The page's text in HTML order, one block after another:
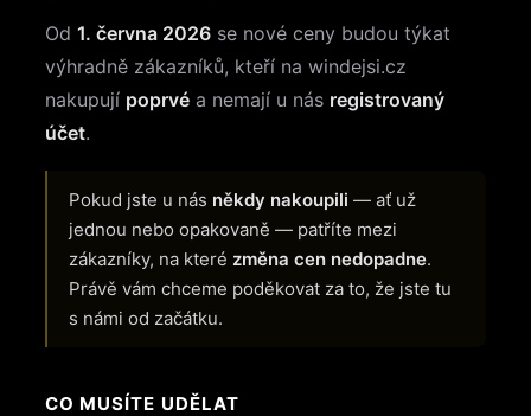
Od 1. června 2026 se nové ceny budou týkat
výhradně zákazníků, kteří na windejsi.cz
nakupují poprvé a nemají u nás registrovaný
účet.
Pokud jste u nás někdy nakoupili — ať už
jednou nebo opakovaně — patříte mezi
zákazníky, na které změna cen nedopadne.
Právě vám chceme poděkovat za to, že jste tu
s námi od začátku.
CO MUSÍTE UDĚLAT